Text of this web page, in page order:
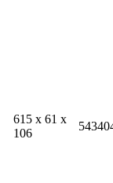
615 x 61 x
106